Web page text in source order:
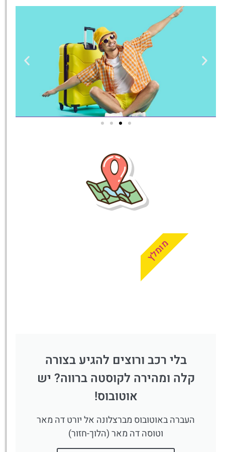
בלי רכב ורוצים להגיע בצורה
קלה ומהירה לקוסטה ברווה? יש
אוטובוס!
העברה באוטובוס מברצלונה אל יורט דה מאר
וטוסה דה מאר (הלוך-חזור)
מומלץ